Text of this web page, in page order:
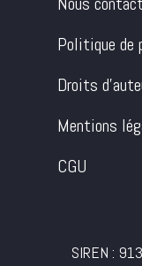
Politique de
Droits
Mentions
CGU
SIREN :